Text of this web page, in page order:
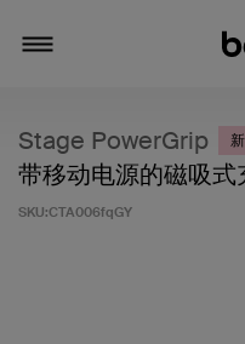
Stage PowerGrip 新
带移动电源的磁吸式
SKU:CTA006fqGY